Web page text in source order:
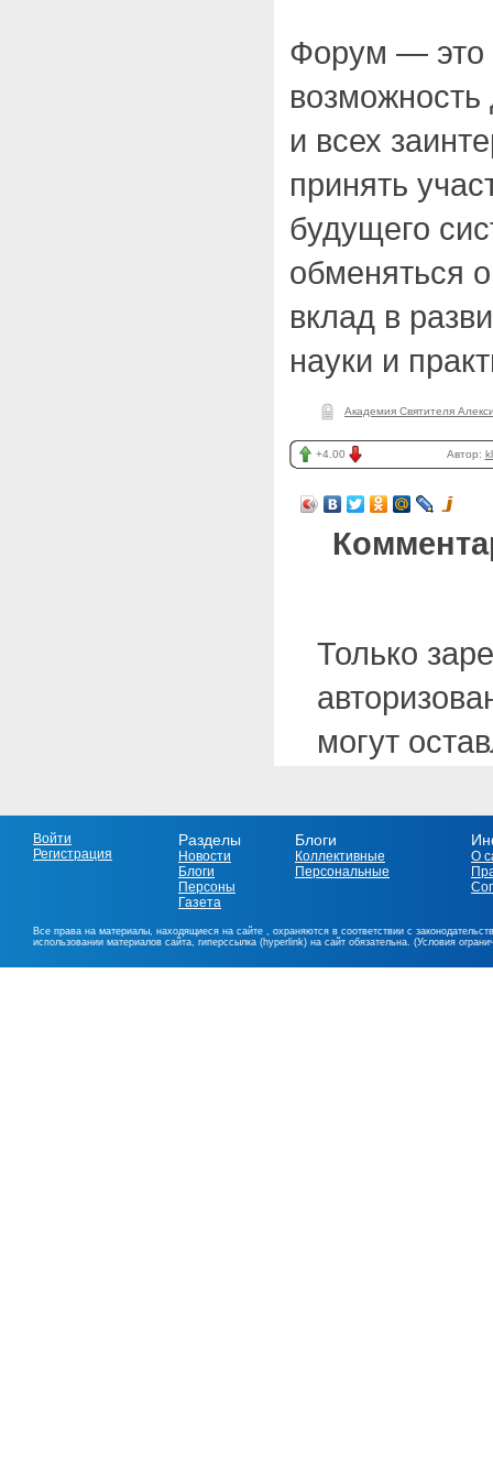
Форум — это
возможность
и всех
принять
будущего
обменяться
вклад в
науки и
Академия Святителя
+4.00 Автор:
Только
могут
Войти
Регистрация
Разделы
Новости
Блоги
Персоны
Газета
Блоги
Коллективные
Персональные
О
Все права на материалы, находящиеся на сайте , охраняются в соответствии с
использовании материалов сайта, гиперссылка (hyperlink) на сайт обязательна. (Условия